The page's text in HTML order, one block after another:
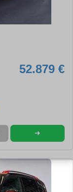
52.879 €
➜